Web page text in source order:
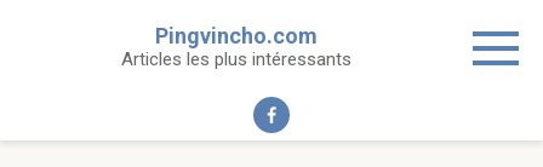
Pingvincho.com
Articles les plus intéressants